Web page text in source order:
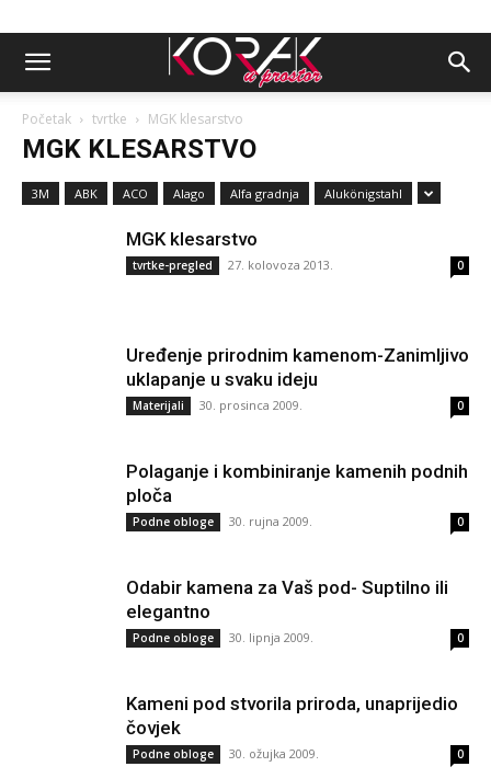
Početak tvrtke MGK klesarstvo
MGK KLESARSTVO
3M ABK ACO Alago Alfa gradnja Alukönigstahl
MGK klesarstvo
tvrtke-pregled 27. kolovoza 2013. 0
Uređenje prirodnim kamenom-Zanimljivo
uklapanje u svaku ideju
Materijali 30. prosinca 2009. 0
Polaganje i kombiniranje kamenih podnih
ploča
Podne obloge 30. rujna 2009. 0
Odabir kamena za Vaš pod- Suptilno ili
elegantno
Podne obloge 30. lipnja 2009. 0
Kameni pod stvorila priroda, unaprijedio
čovjek
Podne obloge 30. ožujka 2009. 0